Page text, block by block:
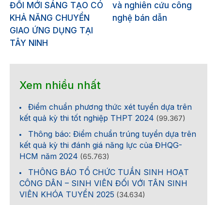
ĐỔI MỚI SÁNG TẠO CÓ
KHẢ NĂNG CHUYỂN
GIAO ỨNG DỤNG TẠI
TÂY NINH
và nghiên cứu công
nghệ bán dẫn
Xem nhiều nhất
Điểm chuẩn phương thức xét tuyển dựa trên
kết quả kỳ thi tốt nghiệp THPT 2024 (99.367)
Thông báo: Điểm chuẩn trúng tuyển dựa trên
kết quả kỳ thi đánh giá năng lực của ĐHQG-
HCM năm 2024 (65.763)
THÔNG BÁO TỔ CHỨC TUẦN SINH HOẠT
CÔNG DÂN – SINH VIÊN ĐỐI VỚI TÂN SINH
VIÊN KHÓA TUYỂN 2025 (34.634)